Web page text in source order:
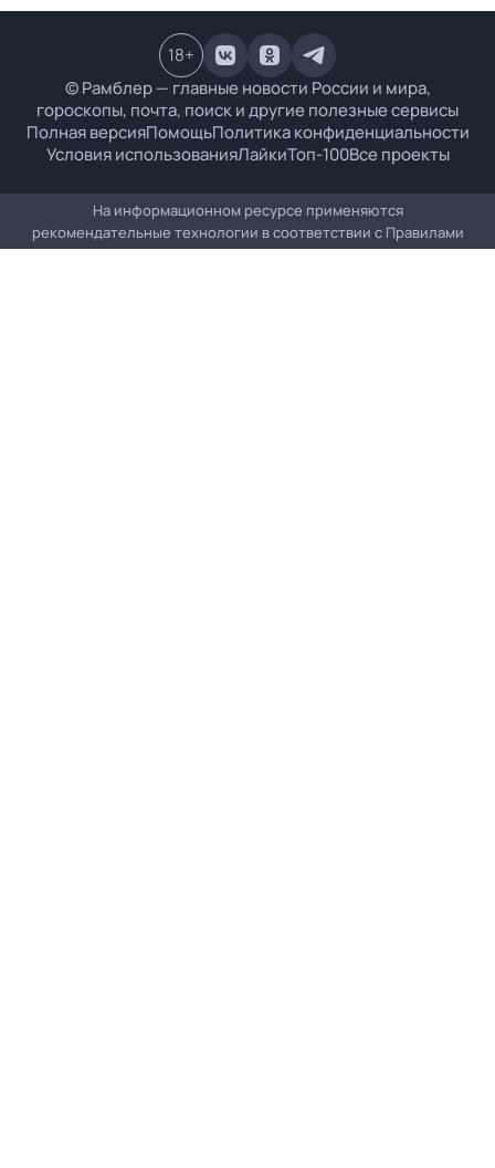
© Рамблер — главные новости России и мира,
гороскопы, почта, поиск и другие полезные сервисы
Полная версияПомощьПолитика конфиденциальности
Условия использованияЛайкиТоп-100Все проекты
18+
На информационном ресурсе применяются
рекомендательные технологии в соответствии с Правилами